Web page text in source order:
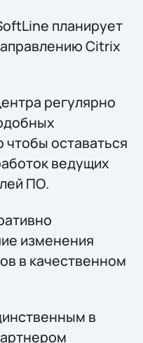
планирует
Citrix
регулярно
чтобы оставаться
ведущих
ПО.
изменения
в качественном
в